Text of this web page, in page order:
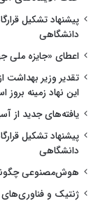
پیشنهاد تشکیل
دانشگاهی
اعطای «جایزه ملی
تقدیر وزیر بهداشت
این نهاد زمینه بروز
یافته‌های جدید از
پیشنهاد تشکیل
دانشگاهی
هوش‌مصنوعی چگونه
ژنتیک و فناوری‌های